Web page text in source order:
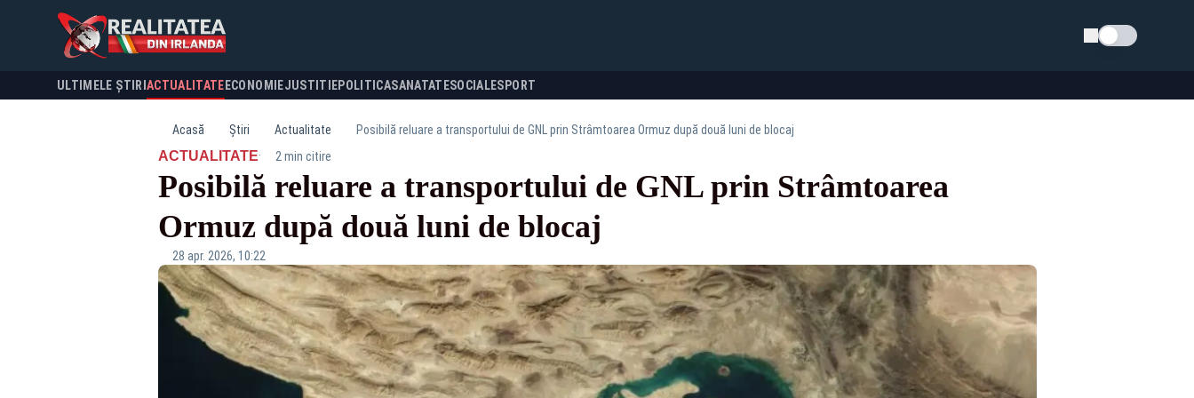
Schimba tema
ULTIMELE ȘTIRI ACTUALITATE ECONOMIEJUSTITIEPOLITICASANATATESOCIALESPORT
Acasă Știri Actualitate Posibilă reluare a transportului de GNL prin Strâmtoarea Ormuz după două luni de blocaj
ACTUALITATE· 2 min citire
Posibilă reluare a transportului de GNL prin Strâmtoarea
Ormuz după două luni de blocaj
28 apr. 2026, 10:22